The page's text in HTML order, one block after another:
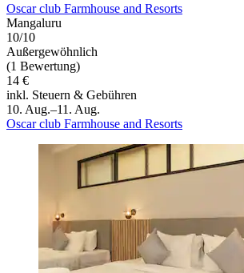
Oscar club Farmhouse and Resorts
Mangaluru
10/10
Außergewöhnlich
(1 Bewertung)
14 €
inkl. Steuern & Gebühren
10. Aug.–11. Aug.
Oscar club Farmhouse and Resorts